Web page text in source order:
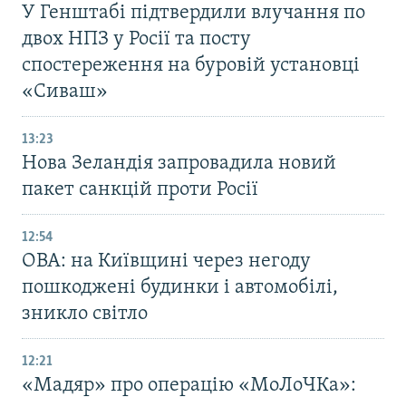
У Генштабі підтвердили влучання по
двох НПЗ у Росії та посту
спостереження на буровій установці
«Сиваш»
13:23
Нова Зеландія запровадила новий
пакет санкцій проти Росії
12:54
ОВА: на Київщині через негоду
пошкоджені будинки і автомобілі,
зникло світло
12:21
«Мадяр» про операцію «МоЛоЧКа»: